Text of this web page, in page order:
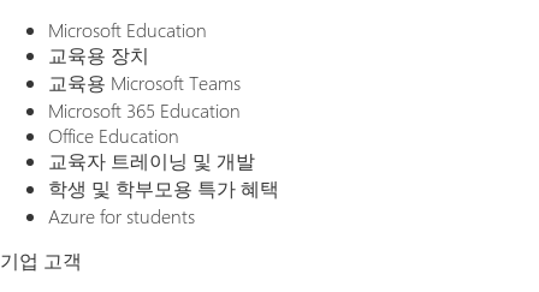
Microsoft Education
교육용 장치
교육용 Microsoft Teams
Microsoft 365 Education
Office Education
교육자 트레이닝 및 개발
학생 및 학부모용 특가 혜택
Azure for students
기업 고객